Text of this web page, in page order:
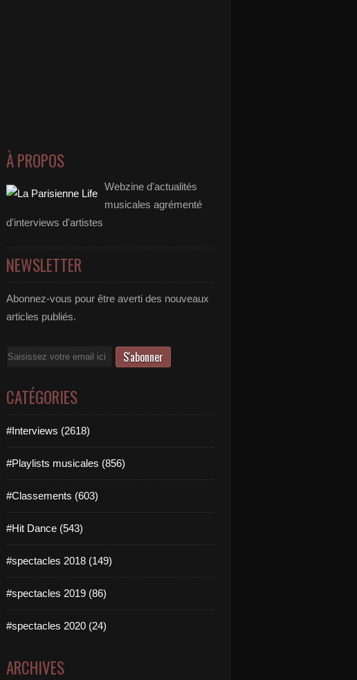
À PROPOS
Webzine d'actualités
musicales agrémenté
d'interviews d'artistes
NEWSLETTER
Abonnez-vous pour être averti des nouveaux
articles publiés.
Email
CATÉGORIES
#Interviews (2618)
#Playlists musicales (856)
#Classements (603)
#Hit Dance (543)
#spectacles 2018 (149)
#spectacles 2019 (86)
#spectacles 2020 (24)
ARCHIVES